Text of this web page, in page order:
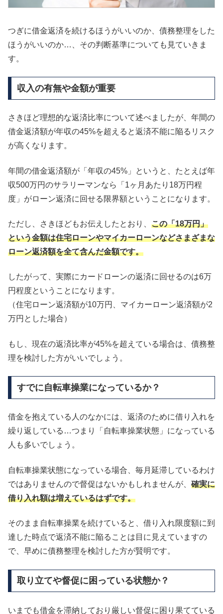
つぎに借金返済を続けるほうがいいのか、債務整理をした
ほうがいいのか…、その判断基準についても見ていきま
す。
収入の有無や金額が重要
さきほど理想的な返済比率について述べましたが、年間の
借金返済額が年収の45%を超えると返済不能に陥るリスク
が高くなります。
年間の借金返済額が「年収の45%」というと、たとえば年
収500万円のサラリーマンなら「1ヶ月あたり18万円程
度」がローン返済に回せる限界額ということになります。
ただし、さきほどもお伝えしたとおり、 この「18万円」
という金額は住宅ローンやマイカーローンなどさまざまな
ローン返済額を全て含んだ金額です。
したがって、実際にカードローンの返済に回せるのは6万
円程度ということになります。
（住宅ローン返済額が10万円、マイカーローン返済額が2
万円とした場合）
もし、現在の返済比率が45%を超えている場合は、債務整
理を検討した方がいいでしょう。
すでに自転車操業になっているか？
借金を抱えている人のなかには、返済のために借り入れを
繰り返している…つまり「自転車操業状態」になっている
人も多いでしょう。
自転車操業状態になっている場合、毎月延滞しているわけ
ではありませんので督促はないかもしれませんが、 確実に
借り入れ額は増えているはずです。
そのまま自転車操業を続けていると、借り入れ限度額に到
達した時点で返済不能に陥ることは目に見えていますの
で、早めに債務整理を検討した方が賢明です。
取り立てや督促に困っている状態か？
いまでも借金を滞納しており厳しい督促に困り果てている